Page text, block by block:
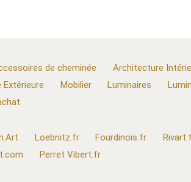
de cheminée
Architecture
Mobilier Luminaires
Loebnitz.fr Fourdinois.fr
Perret Vibert.fr